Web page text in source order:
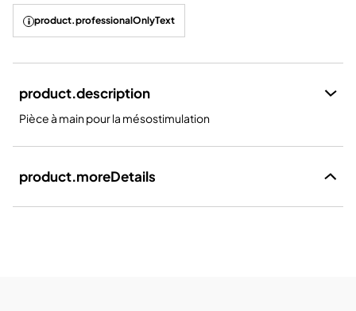
product.professionalOnlyText
product.description
Pièce à main pour la mésostimulation
product.moreDetails